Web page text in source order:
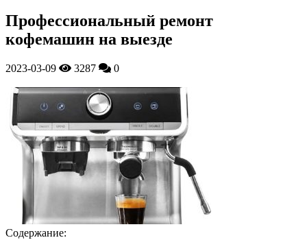
Профессиональный ремонт
кофемашин на выезде
2023-03-09 3287 0
Содержание: